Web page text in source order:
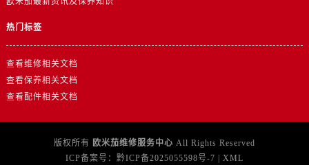
热门标签
查看维修相关文档
查看保养相关文档
查看配件相关文档
版权所有 欧米茄维修服务中心 All Rights Reserved
ICP备案号： 黔ICP备2025055598号-7 XML